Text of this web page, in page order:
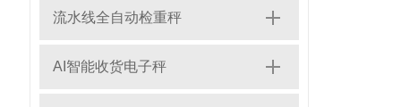
流水线全自动检重秤
AI智能收货电子秤